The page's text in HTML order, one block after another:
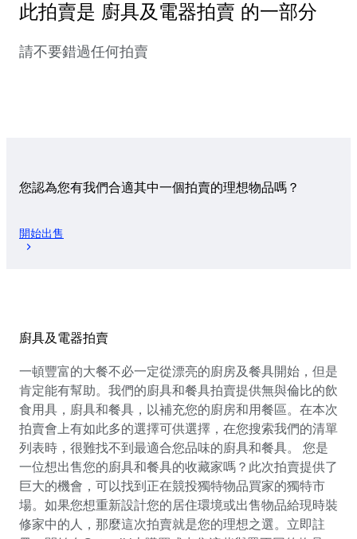
此拍賣是 廚具及電器拍賣 的一部分
請不要錯過任何拍賣
您認為您有我們合適其中一個拍賣的理想物品嗎？
開始出售
廚具及電器拍賣
一頓豐富的大餐不必一定從漂亮的廚房及餐具開始，但是
肯定能有幫助。我們的廚具和餐具拍賣提供無與倫比的飲
食用具，廚具和餐具，以補充您的廚房和用餐區。在本次
拍賣會上有如此多的選擇可供選擇，在您搜索我們的清單
列表時，很難找不到最適合您品味的廚具和餐具。 您是
一位想出售您的廚具和餐具的收藏家嗎？此次拍賣提供了
巨大的機會，可以找到正在競投獨特物品買家的獨特市
場。如果您想重新設計您的居住環境或出售物品給現時裝
修家中的人，那麼這次拍賣就是您的理想之選。立即註